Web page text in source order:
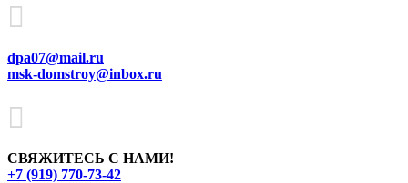

dpa07@mail.ru
msk-domstroy@inbox.ru

СВЯЖИТЕСЬ С НАМИ!
+7 (919) 770-73-42